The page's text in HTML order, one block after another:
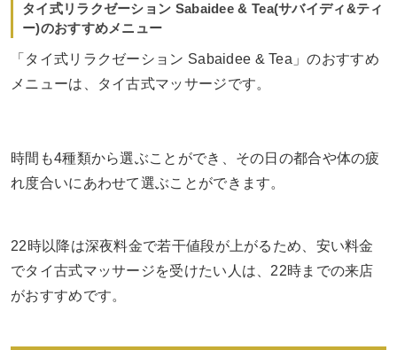
タイ式リラクゼーション Sabaidee & Tea(サバイディ&ティ
ー)のおすすめメニュー
「タイ式リラクゼーション Sabaidee & Tea」のおすすめ
メニューは、タイ古式マッサージです。
時間も4種類から選ぶことができ、その日の都合や体の疲
れ度合いにあわせて選ぶことができます。
22時以降は深夜料金で若干値段が上がるため、安い料金
でタイ古式マッサージを受けたい人は、22時までの来店
がおすすめです。